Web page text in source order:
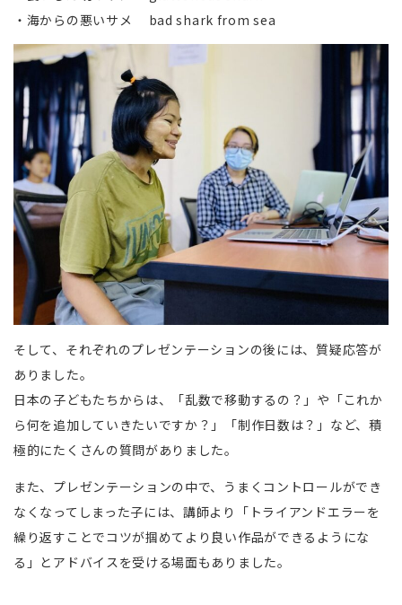
・海からの悪いサメ bad shark from sea
そして、それぞれのプレゼンテーションの後には、質疑応答が
ありました。
日本の子どもたちからは、「乱数で移動するの？」や「これか
ら何を追加していきたいですか？」「制作日数は？」など、積
極的にたくさんの質問がありました。
また、プレゼンテーションの中で、うまくコントロールができ
なくなってしまった子には、講師より「トライアンドエラーを
繰り返すことでコツが掴めてより良い作品ができるようにな
る」とアドバイスを受ける場面もありました。